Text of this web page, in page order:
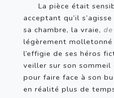
La pièce était
acceptant qu’il
sa chambre, la vraie,
légèrement
l’effigie de ses héros
veiller sur son
pour faire face à son
en réalité plus de